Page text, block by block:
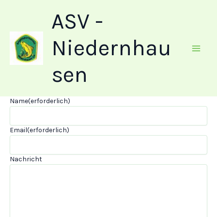
springen
ASV -
Niedernhau
sen
Name(erforderlich)
Email(erforderlich)
Nachricht